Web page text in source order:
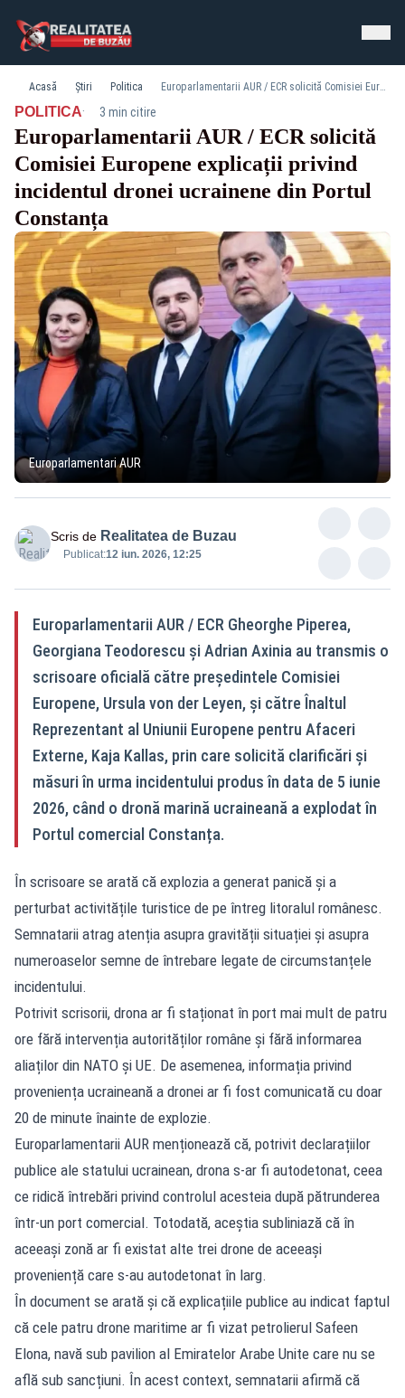
Acasă Știri Politica Europarlamentarii AUR / ECR solicită Comisiei Europene explicații privind incidentul dronei ucrainene din Portul Constanța
POLITICA· 3 min citire
Europarlamentarii AUR / ECR solicită
Comisiei Europene explicații privind
incidentul dronei ucrainene din Portul
Constanța
Europarlamentari AUR
Scris de Realitatea de Buzau
Publicat:12 iun. 2026, 12:25
Europarlamentarii AUR / ECR Gheorghe Piperea,
Georgiana Teodorescu și Adrian Axinia au transmis o
scrisoare oficială către președintele Comisiei
Europene, Ursula von der Leyen, și către Înaltul
Reprezentant al Uniunii Europene pentru Afaceri
Externe, Kaja Kallas, prin care solicită clarificări și
măsuri în urma incidentului produs în data de 5 iunie
2026, când o dronă marină ucraineană a explodat în
Portul comercial Constanța.
În scrisoare se arată că explozia a generat panică și a
perturbat activitățile turistice de pe întreg litoralul românesc.
Semnatarii atrag atenția asupra gravității situației și asupra
numeroaselor semne de întrebare legate de circumstanțele
incidentului.
Potrivit scrisorii, drona ar fi staționat în port mai mult de patru
ore fără intervenția autorităților române și fără informarea
aliaților din NATO și UE. De asemenea, informația privind
proveniența ucraineană a dronei ar fi fost comunicată cu doar
20 de minute înainte de explozie.
Europarlamentarii AUR menționează că, potrivit declarațiilor
publice ale statului ucrainean, drona s-ar fi autodetonat, ceea
ce ridică întrebări privind controlul acesteia după pătrunderea
într-un port comercial. Totodată, aceștia subliniază că în
aceeași zonă ar fi existat alte trei drone de aceeași
proveniență care s-au autodetonat în larg.
În document se arată și că explicațiile publice au indicat faptul
că cele patru drone maritime ar fi vizat petrolierul Safeen
Elona, navă sub pavilion al Emiratelor Arabe Unite care nu se
află sub sancțiuni. În acest context, semnatarii afirmă că